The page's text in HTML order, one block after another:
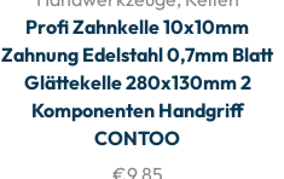
Profi Zahnkelle 10x10mm
Zahnung Edelstahl 0,7mm Blatt
Glättekelle 280x130mm 2
Komponenten Handgriff
CONTOO
€9,85